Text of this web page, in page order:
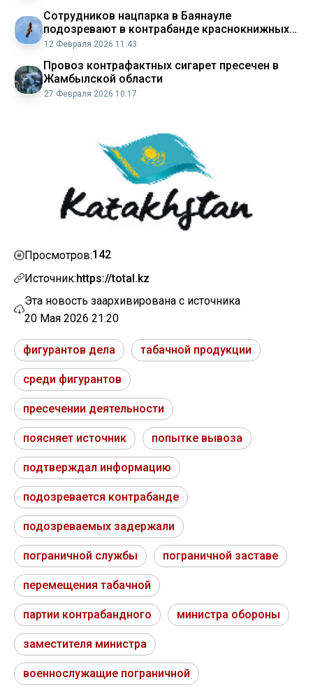
Сотрудников нацпарка в Баянауле
подозревают в контрабанде краснокнижных
птиц
12 Февраля 2026 11:43
Провоз контрафактных сигарет пресечен в
Жамбылской области
27 Февраля 2026 10:17
Просмотров:142
Источник:https://total.kz
Эта новость заархивирована с источника
20 Мая 2026 21:20
фигурантов дела табачной продукции
среди фигурантов
пресечении деятельности
поясняет источник попытке вывоза
подтверждал информацию
подозревается контрабанде
подозреваемых задержали
пограничной службы пограничной заставе
перемещения табачной
партии контрабандного министра обороны
заместителя министра
военнослужащие пограничной